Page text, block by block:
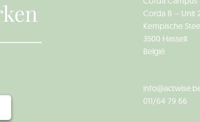
Corda 8 – Unit
Kempische
3500 Hasselt
België
011/64 79 66